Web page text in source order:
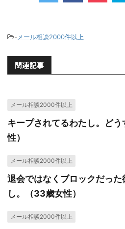
- メール相談2000件以上
関連記事
メール相談2000件以上
キープされてるわたし。ど
性）
メール相談2000件以上
退会ではなくブロックだっ
し。（33歳女性）
メール相談2000件以上